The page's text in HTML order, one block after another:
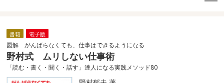
書籍 電子版
図解 がんばらなくても、仕事はできるようになる
野村式 ムリしない仕事術
「読む・書く・聞く・話す」達人になる実践メソッド80